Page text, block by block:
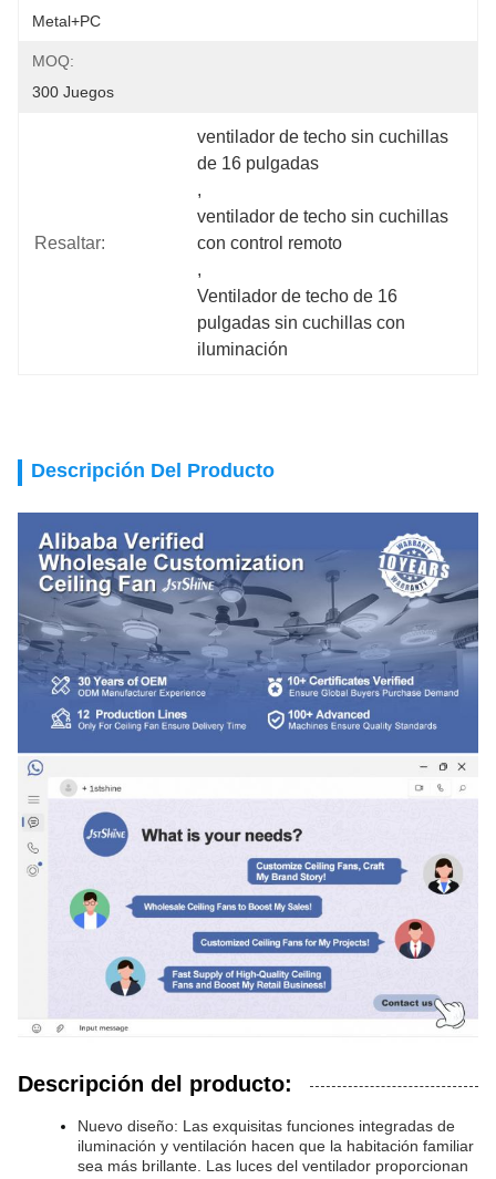
Metal+PC
MOQ:
300 Juegos
Resaltar:
ventilador de techo sin cuchillas
de 16 pulgadas
,
ventilador de techo sin cuchillas
con control remoto
,
Ventilador de techo de 16
pulgadas sin cuchillas con
iluminación
Descripción Del Producto
Descripción del producto:
Nuevo diseño: Las exquisitas funciones integradas de
iluminación y ventilación hacen que la habitación familiar
sea más brillante. Las luces del ventilador proporcionan